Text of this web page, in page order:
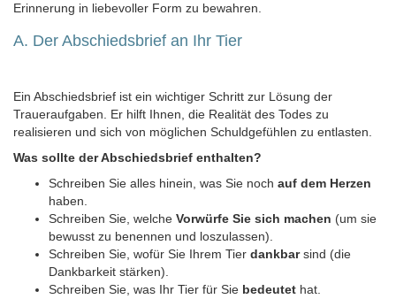
Erinnerung in liebevoller Form zu bewahren.
A. Der Abschiedsbrief an Ihr Tier
Ein Abschiedsbrief ist ein wichtiger Schritt zur Lösung der
Traueraufgaben. Er hilft Ihnen, die Realität des Todes zu
realisieren und sich von möglichen Schuldgefühlen zu entlasten.
Was sollte der Abschiedsbrief enthalten?
Schreiben Sie alles hinein, was Sie noch auf dem Herzen
haben.
Schreiben Sie, welche Vorwürfe Sie sich machen (um sie
bewusst zu benennen und loszulassen).
Schreiben Sie, wofür Sie Ihrem Tier dankbarsind (die
Dankbarkeit stärken).
Schreiben Sie, was Ihr Tier für Sie bedeutet hat.